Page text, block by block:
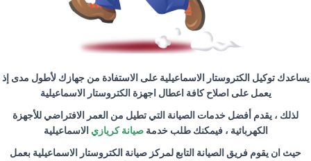
يساعدك توكيل الكتروستار الاسماعيلية على الاستفادة من جهازك لأطول مدى إذ
يعمل على اصلاح كافة اعطال اجهزة الكتروستار الاسماعيلية
لذلك ، يقدم أفضل خدمات الصيانة التي تطيل من العمر الافتراضي للأجهزة
الكهربائية ، فيمكنك طلب خدمةصيانة كريازي الاسماعيلية
حيث ان يقوم فريق الصيانة التابع لمركز صيانة الكتروستار الاسماعيلية بعمل